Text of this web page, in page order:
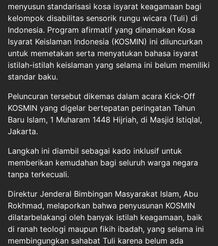
menyusun standarisasi kosa isyarat keagamaan bagi
kelompok disabilitas sensorik rungu wicara (Tuli) di
Indonesia. Program afirmatif yang dinamakan Kosa
Isyarat Keislaman Indonesia (KOSMIN) ini diluncurkan
untuk memetakan serta menyatukan bahasa isyarat
istilah-istilah keislaman yang selama ini belum memiliki
standar baku.
​Peluncuran tersebut dikemas dalam acara Kick-Off
KOSMIN yang digelar bertepatan peringatan Tahun
Baru Islam, 1 Muharam 1448 Hijriah, di Masjid Istiqlal,
Jakarta.
Langkah ini diambil sebagai kado inklusif untuk
memberikan kemudahan bagi seluruh warga negara
tanpa terkecuali.
Direktur Jenderal Bimbingan Masyarakat Islam, Abu
Rokhmad, melaporkan bahwa penyusunan KOSMIN
dilatarbelakangi oleh banyak istilah keagamaan, baik
di ranah teologi maupun fikih ibadah, yang selama ini
membingungkan sahabat Tuli karena belum ada